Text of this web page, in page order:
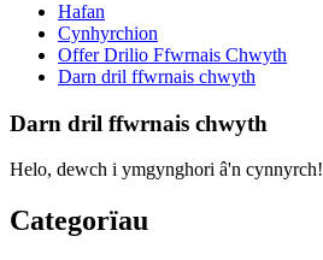
Hafan
Cynhyrchion
Offer Drilio Ffwrnais Chwyth
Darn dril ffwrnais chwyth
Darn dril ffwrnais chwyth
Helo, dewch i ymgynghori â'n cynnyrch!
Categorïau